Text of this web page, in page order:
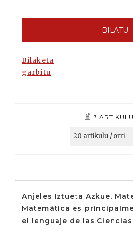
BILATU
Bilaketa
garbitu
7 ARTIKULU
Anjeles Iztueta Azkue.
Matemática es
el lenguaje de las Ciencias